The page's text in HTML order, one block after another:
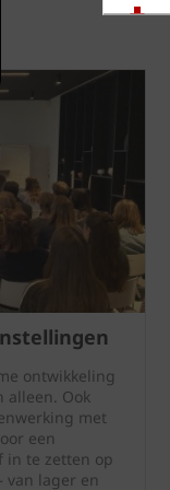
ontwikkeling
alleen. Ook
met
een
in te zetten op
lager en